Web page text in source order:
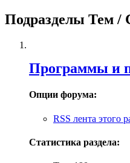
Подразделы Тем /
Программы и
Опции форума:
RSS лента этого
Статистика раздела: